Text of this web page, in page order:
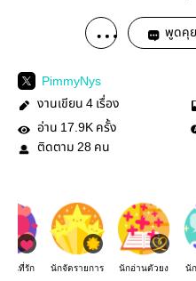
พูดคุย
PimmyNys
งานเขียน 4 เรื่อง
อ่าน 17.9K ครั้ง
ติดตาม 28 คน
ขียนที่รัก นักจัดรายการ นักอ่านตัวยง
นั